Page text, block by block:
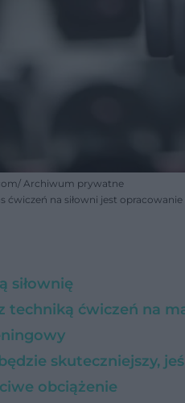
Archiwum prywatne
ćwiczeń na siłowni jest
siłownię
techniką ćwiczeń na
skuteczniejszy,
obciążenie